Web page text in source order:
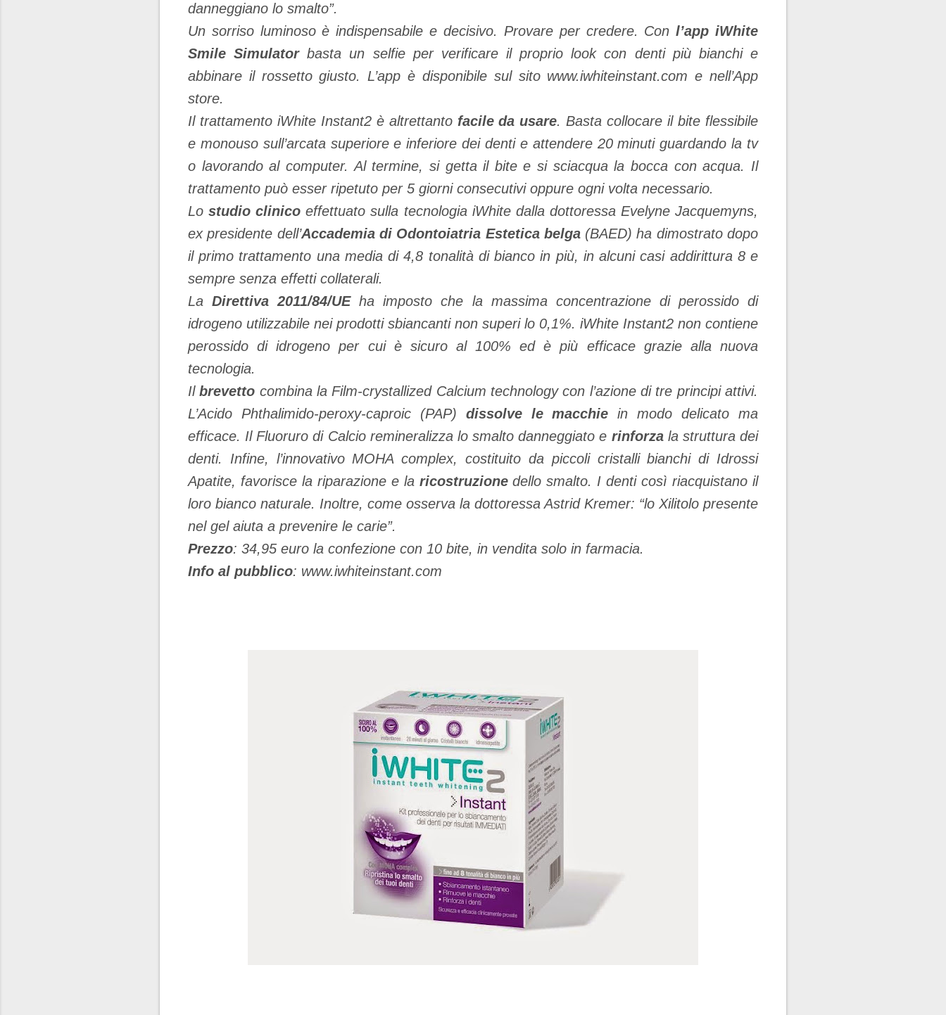
danneggiano lo smalto”.
Un sorriso luminoso è indispensabile e decisivo. Provare per credere. Conl’app iWhite
Smile Simulatorbasta un selfie per verificare il proprio look con denti più bianchi e
abbinare il rossetto giusto. L’app è disponibile sul sito www.iwhiteinstant.com e nell’App
store.
Il trattamento iWhite Instant2 è altrettanto facile da usare. Basta collocare il bite flessibile
e monouso sull’arcata superiore e inferiore dei denti e attendere 20 minuti guardando la tv
o lavorando al computer. Al termine, si getta il bite e si sciacqua la bocca con acqua. Il
trattamento può esser ripetuto per 5 giorni consecutivi oppure ogni volta necessario.
Lostudio clinico effettuato sulla tecnologia iWhite dalla dottoressa Evelyne Jacquemyns,
ex presidente dell’Accademia di Odontoiatria Estetica belga(BAED) ha dimostrato dopo
il primo trattamento una media di 4,8 tonalità di bianco in più, in alcuni casi addirittura 8 e
sempre senza effetti collaterali.
LaDirettiva 2011/84/UEha imposto che la massima concentrazione di perossido di
idrogeno utilizzabile nei prodotti sbiancanti non superi lo 0,1%. iWhite Instant2 non contiene
perossido di idrogeno per cui è sicuro al 100% ed è più efficace grazie alla nuova
tecnologia.
Ilbrevetto combina la Film-crystallized Calcium technology con l’azione di tre principi attivi.
L’Acido Phthalimido-peroxy-caproic (PAP) dissolve le macchie in modo delicato ma
efficace. Il Fluoruro di Calcio remineralizza lo smalto danneggiato e rinforza la struttura dei
denti. Infine, l’innovativo MOHA complex, costituito da piccoli cristalli bianchi di Idrossi
Apatite, favorisce la riparazione e la ricostruzionedello smalto. I denti così riacquistano il
loro bianco naturale. Inoltre, come osserva la dottoressa Astrid Kremer: “lo Xilitolo presente
nel gel aiuta a prevenire le carie”.
Prezzo: 34,95 euro la confezione con 10 bite, in vendita solo in farmacia.
Info al pubblico: www.iwhiteinstant.com